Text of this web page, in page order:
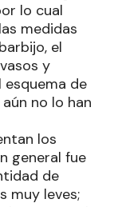
lo cual
medidas
el
y
de
no lo han
los
general fue
de
muy leves;